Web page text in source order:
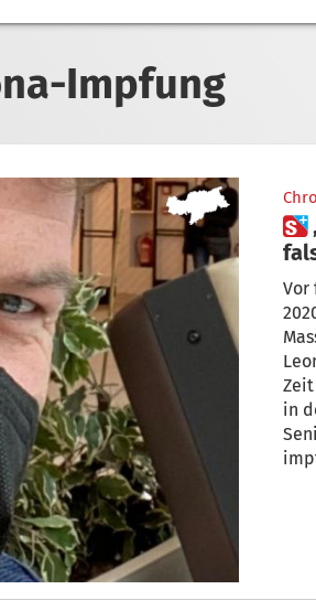
Impfung
 „Ich dachte, ich bin im
Vor
in